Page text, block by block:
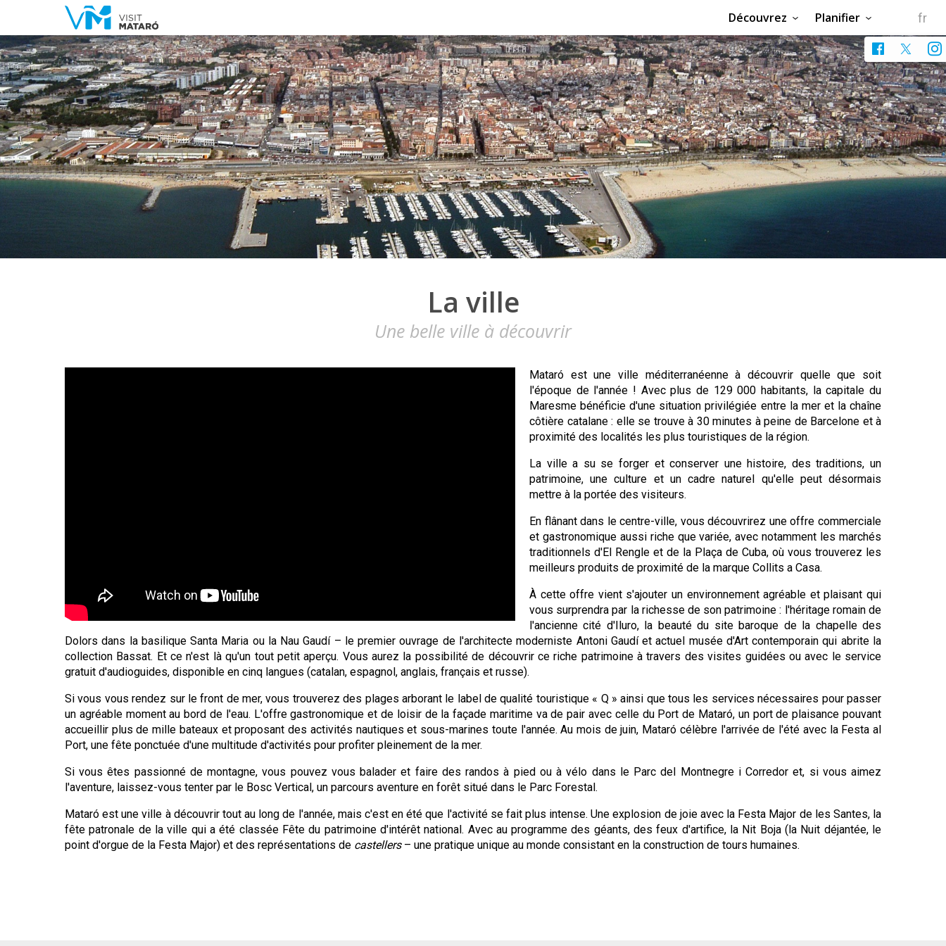
Découvrez Planifier
La ville
Une belle ville à découvrir
Mataró est une ville méditerranéenne à découvrir quelle que soit
l'époque de l'année ! Avec plus de 129 000 habitants, la capitale du
Maresme bénéficie d'une situation privilégiée entre la mer et la chaîne
côtière catalane : elle se trouve à 30 minutes à peine de Barcelone et à
proximité des localités les plus touristiques de la région.
La ville a su se forger et conserver une histoire, des traditions, un
patrimoine, une culture et un cadre naturel qu'elle peut désormais
mettre à la portée des visiteurs.
En flânant dans le centre-ville, vous découvrirez une offre commerciale
et gastronomique aussi riche que variée, avec notamment les marchés
traditionnels d'El Rengle et de la Plaça de Cuba, où vous trouverez les
meilleurs produits de proximité de la marque Collits a Casa.
À cette offre vient s'ajouter un environnement agréable et plaisant qui
vous surprendra par la richesse de son patrimoine : l'héritage romain de
l'ancienne cité d'Iluro, la beauté du site baroque de la chapelle des
Dolors dans la basilique Santa Maria ou la Nau Gaudí – le premier ouvrage de l'architecte moderniste Antoni Gaudí et actuel musée d'Art contemporain qui abrite la
collection Bassat. Et ce n'est là qu'un tout petit aperçu. Vous aurez la possibilité de découvrir ce riche patrimoine à travers des visites guidées ou avec le service
gratuit d'audioguides, disponible en cinq langues (catalan, espagnol, anglais, français et russe).
Si vous vous rendez sur le front de mer, vous trouverez des plages arborant le label de qualité touristique « Q » ainsi que tous les services nécessaires pour passer
un agréable moment au bord de l'eau. L'offre gastronomique et de loisir de la façade maritime va de pair avec celle du Port de Mataró, un port de plaisance pouvant
accueillir plus de mille bateaux et proposant des activités nautiques et sous-marines toute l'année. Au mois de juin, Mataró célèbre l'arrivée de l'été avec la Festa al
Port, une fête ponctuée d'une multitude d'activités pour profiter pleinement de la mer.
Si vous êtes passionné de montagne, vous pouvez vous balader et faire des randos à pied ou à vélo dans le Parc del Montnegre i Corredor et, si vous aimez
l'aventure, laissez-vous tenter par le Bosc Vertical, un parcours aventure en forêt situé dans le Parc Forestal.
Mataró est une ville à découvrir tout au long de l'année, mais c'est en été que l'activité se fait plus intense. Une explosion de joie avec la Festa Major de les Santes, la
fête patronale de la ville qui a été classée Fête du patrimoine d'intérêt national. Avec au programme des géants, des feux d'artifice, la Nit Boja (la Nuit déjantée, le
point d'orgue de la Festa Major) et des représentations de castellers– une pratique unique au monde consistant en la construction de tours humaines.